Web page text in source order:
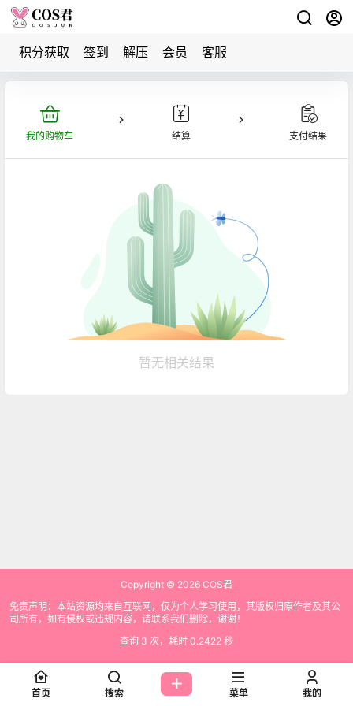
积分获取 签到 解压 会员 客服
我的购物车 结算 支付结果
暂无相关结果
Copyright © 2026 COS君
免责声明：本站资源均来自互联网，仅为个人学习使用，其版权归原作者及其公
司所有，如有侵权或违规内容，请联系我们删除，谢谢！
查询 3 次，耗时 0.2422 秒
首页 搜索 菜单 我的